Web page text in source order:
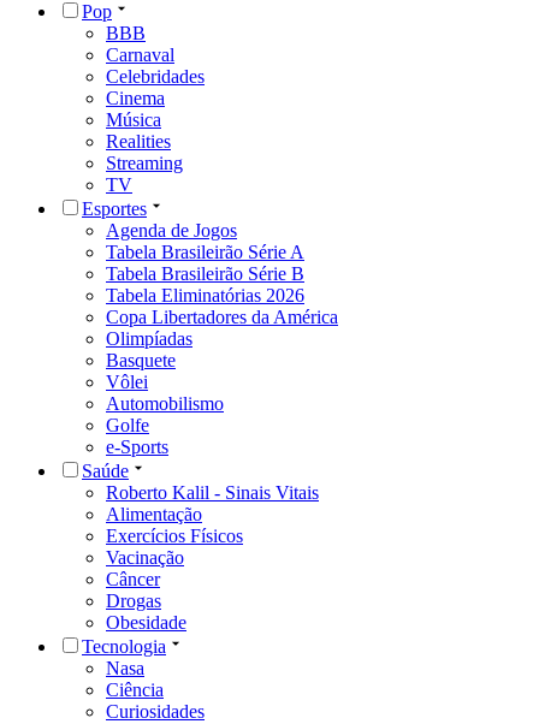
Pop
BBB
Carnaval
Celebridades
Cinema
Música
Realities
Streaming
TV
Esportes
Agenda de Jogos
Tabela Brasileirão Série A
Tabela Brasileirão Série B
Tabela Eliminatórias 2026
Copa Libertadores da América
Olimpíadas
Basquete
Vôlei
Automobilismo
Golfe
e-Sports
Saúde
Roberto Kalil - Sinais Vitais
Alimentação
Exercícios Físicos
Vacinação
Câncer
Drogas
Obesidade
Tecnologia
Nasa
Ciência
Curiosidades